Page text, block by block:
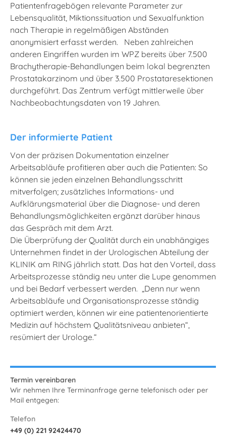
Patientenfragebögen relevante Parameter zur
Lebensqualität, Miktionssituation und Sexualfunktion
nach Therapie in regelmäßigen Abständen
anonymisiert erfasst werden. Neben zahlreichen
anderen Eingriffen wurden im WPZ bereits über 7.500
Brachytherapie-Behandlungen beim lokal begrenzten
Prostatakarzinom und über 3.500 Prostataresektionen
durchgeführt. Das Zentrum verfügt mittlerweile über
Nachbeobachtungsdaten von 19 Jahren.
Der informierte Patient
Von der präzisen Dokumentation einzelner
Arbeitsabläufe profitieren aber auch die Patienten: So
können sie jeden einzelnen Behandlungsschritt
mitverfolgen; zusätzliches Informations- und
Aufklärungsmaterial über die Diagnose- und deren
Behandlungsmöglichkeiten ergänzt darüber hinaus
das Gespräch mit dem Arzt.
Die Überprüfung der Qualität durch ein unabhängiges
Unternehmen findet in der Urologischen Abteilung der
KLINIK am RING jährlich statt. Das hat den Vorteil, dass
Arbeitsprozesse ständig neu unter die Lupe genommen
und bei Bedarf verbessert werden. „Denn nur wenn
Arbeitsabläufe und Organisationsprozesse ständig
optimiert werden, können wir eine patientenorientierte
Medizin auf höchstem Qualitätsniveau anbieten“,
resümiert der Urologe.“
Termin vereinbaren
Wir nehmen Ihre Terminanfrage gerne telefonisch oder per
Mail entgegen:
Telefon
+49 (0) 221 92424470